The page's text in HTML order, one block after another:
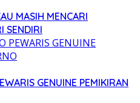
MASIH MENCARI
SENDIRI
GENUINE PEMIKIRAN